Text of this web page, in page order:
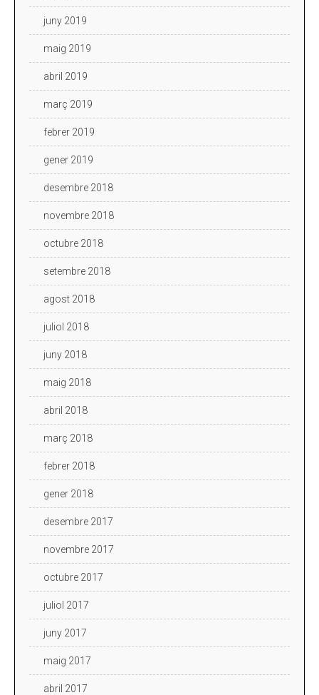
juny 2019
maig 2019
abril 2019
març 2019
febrer 2019
gener 2019
desembre 2018
novembre 2018
octubre 2018
setembre 2018
agost 2018
juliol 2018
juny 2018
maig 2018
abril 2018
març 2018
febrer 2018
gener 2018
desembre 2017
novembre 2017
octubre 2017
juliol 2017
juny 2017
maig 2017
abril 2017